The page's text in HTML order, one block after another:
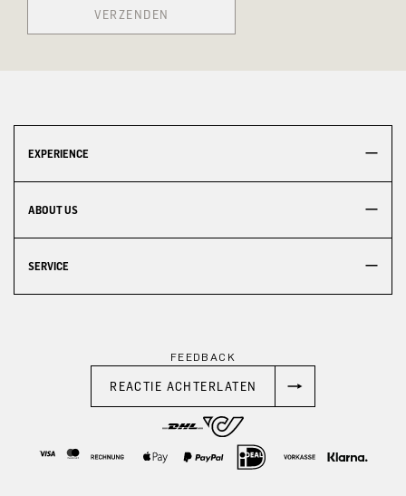
VERZENDEN
EXPERIENCE
ABOUT US
SERVICE
FEEDBACK
REACTIE ACHTERLATEN